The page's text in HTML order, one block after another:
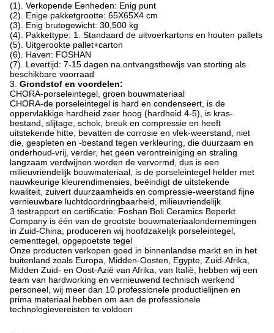
(1). Verkopende Eenheden: Enig punt
(2). Enige pakketgrootte: 65X65X4 cm
(3). Enig brutogewicht: 30,500 kg
(4). Pakkettype: 1. Standaard de uitvoerkartons en houten pallets
(5). Uitgerookte pallet+carton
(6). Haven: FOSHAN
(7). Levertijd: 7-15 dagen na ontvangstbewijs van storting als
beschikbare voorraad
3. Grondstof en voordelen:
CHORA-porseleintegel, groen bouwmateriaal
CHORA-de porseleintegel is hard en condenseert, is de
oppervlakkige hardheid zeer hoog (hardheid 4-5), is kras-
bestand, slijtage, schok, breuk en compressie en heeft
uitstekende hitte, bevatten de corrosie en vlek-weerstand, niet
die, gespleten en -bestand tegen verkleuring, die duurzaam en
onderhoud-vrij, verder, het geen verontreiniging en straling
langzaam verdwijnen worden de vervormd, dus is een
milieuvriendelijk bouwmateriaal, is de porseleintegel helder met
nauwkeurige kleurendimensies, beëindigt de uitstekende
kwaliteit, zuivert duurzaamheids en compressie-weerstand fijne
vernieuwbare luchtdoordringbaarheid, milieuvriendelijk
3 testrapport en certificatie: Foshan Boli Ceramics Beperkt
Company is één van de grootste bouwmateriaalondernemingen
in Zuid-China, produceren wij hoofdzakelijk porseleintegel,
cementtegel, opgepoetste tegel
Onze producten verkopen goed in binnenlandse markt en in het
buitenland zoals Europa, Midden-Oosten, Egypte, Zuid-Afrika,
Midden Zuid- en Oost-Azië van Afrika, van Italië, hebben wij een
team van hardworking en vernieuwend technisch werkend
personeel, wij meer dan 10 professionele productielijnen en
prima materiaal hebben om aan de professionele
technologievereisten te voldoen